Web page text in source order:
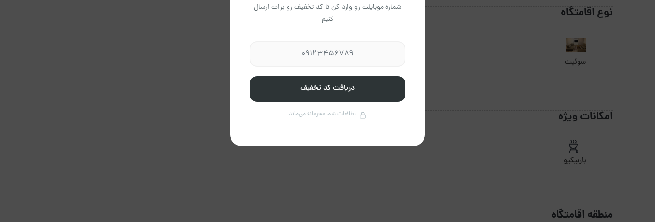
نوع اقامتگاه
سوئیت
امکانات ویژه
باربیکیو
منطقه اقامتگاه
شماره موبایلت رو وارد کن تا کد تخفیف رو برات ارسال
کنیم
دریافت کد تخفیف
اطلاعات شما محرمانه می‌ماند